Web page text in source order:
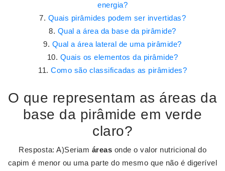
energia?
Quais pirâmides podem ser invertidas?
Qual a área da base da pirâmide?
Qual a área lateral de uma pirâmide?
Quais os elementos da pirâmide?
Como são classificadas as pirâmides?
O que representam as áreas da
base da pirâmide em verde
claro?
Resposta: A)Seriam áreas onde o valor nutricional do
capim é menor ou uma parte do mesmo que não é digerível